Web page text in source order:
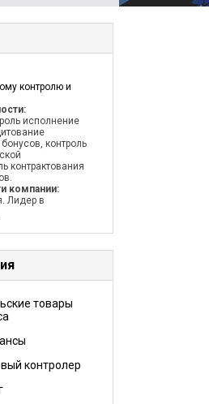
контролю и
исполнение
контроль
контрактования
компании:
Лидер в
товары
контролер